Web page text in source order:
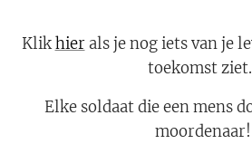
Klikhierals je nog iets van je
toekomst
Elke soldaat die een mens
moordenaar!